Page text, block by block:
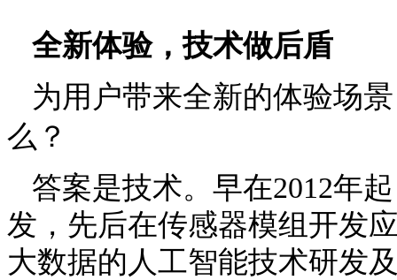
全新体验，技术做后盾
为用户带来全新的体验场
么？
答案是技术。早在2012年
发，先后在传感器模组开发
大数据的人工智能技术研发